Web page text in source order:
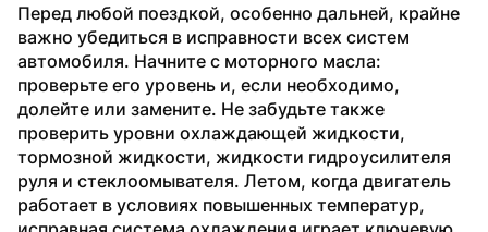
Перед любой поездкой, особенно дальней, крайне
важно убедиться в исправности всех систем
автомобиля. Начните с моторного масла:
проверьте его уровень и, если необходимо,
долейте или замените. Не забудьте также
проверить уровни охлаждающей жидкости,
тормозной жидкости, жидкости гидроусилителя
руля и стеклоомывателя. Летом, когда двигатель
работает в условиях повышенных температур,